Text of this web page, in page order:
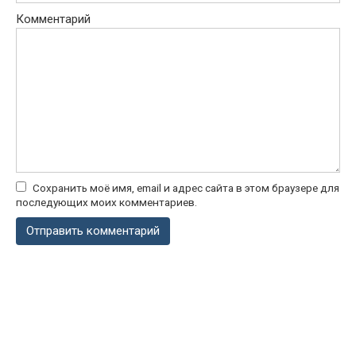
Комментарий
Сохранить моё имя, email и адрес сайта в этом браузере для
последующих моих комментариев.